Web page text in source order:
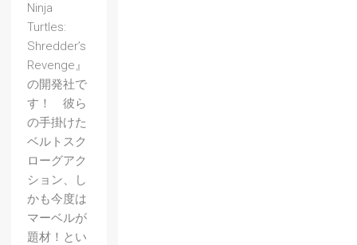
Ninja
Turtles:
Shredder’s
Revenge』
の開発社で
す！ 彼ら
の手掛けた
ベルトスク
ローグアク
ション、し
かも今度は
マーベルが
題材！とい